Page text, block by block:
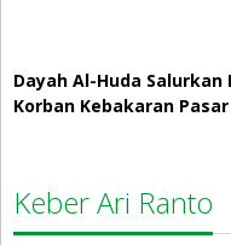
Dayah Al-Huda
Korban Kebakaran
Keber Ari Ranto